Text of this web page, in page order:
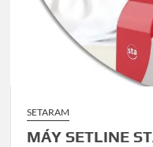
SETARAM
MÁY SETLINE